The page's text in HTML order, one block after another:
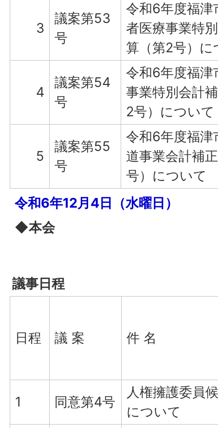
3
議案第53
号
令和6年度福津
者医療事業特
算（第2号）に
4
議案第54
号
令和6年度福津
事業特別会計
2号）について
5
議案第55
号
令和6年度福津
道事業会計補
号）について
令和6年12月4日（水曜日）
◆本会
議事日程
日程 議 案 件 名
1 同意第4号
人権擁護委員
について